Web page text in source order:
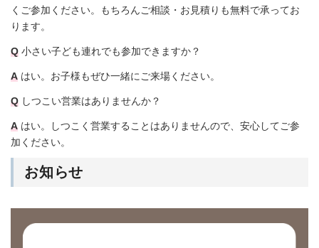
くご参加ください。もちろんご相談・お見積りも無料で承ってお
ります。
Q 小さい子ども連れでも参加できますか？
A はい。お子様もぜひ一緒にご来場ください。
Q しつこい営業はありませんか？
A はい。しつこく営業することはありませんので、安心してご参
加ください。
お知らせ